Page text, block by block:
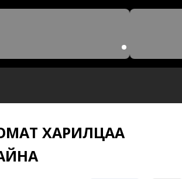
ХАРИЛЦАА